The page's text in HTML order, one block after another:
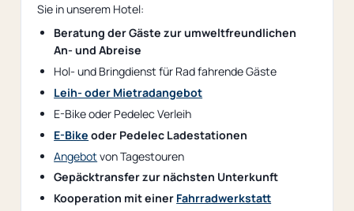
Sie in unserem Hotel:
Beratung der Gäste zur umweltfreundlichen
An- und Abreise
Hol- und Bringdienst für Rad fahrende Gäste
Leih- oder Mietradangebot
E-Bike oder Pedelec Verleih
E-Bike oder Pedelec Ladestationen
Angebotvon Tagestouren
Gepäcktransfer zur nächsten Unterkunft
Kooperation mit einer Fahrradwerkstatt